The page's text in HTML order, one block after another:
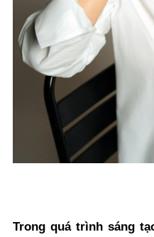
Trong quá trình sáng